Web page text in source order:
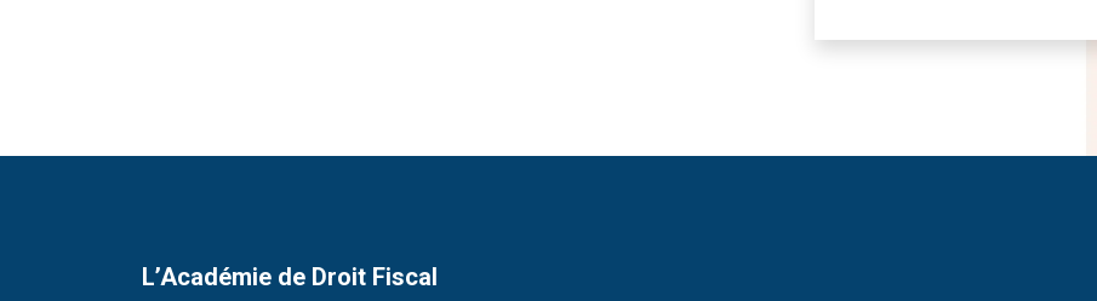
L’Académie de Droit Fiscal